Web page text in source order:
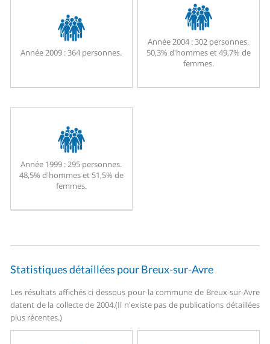
Année 2009 :364 personnes.
Année 2004 :302 personnes.
50,3% d'hommes et 49,7% de
femmes.
Année 1999 :295 personnes.
48,5% d'hommes et 51,5% de
femmes.
Statistiques détaillées pour Breux-sur-Avre
Les résultats affichés ci dessous pour la commune de Breux-sur-Avre
datent de la collecte de 2004.(Il n'existe pas de publications détaillées
plus récentes.)